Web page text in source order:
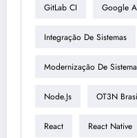
GitLab CI Google
Integração De Sistemas
Modernização De
Node.js OT3N
React React Native